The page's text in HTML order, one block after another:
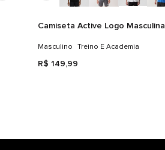
Camiseta Active Logo Masculina
Masculino Treino E Academia
R$ 149,99